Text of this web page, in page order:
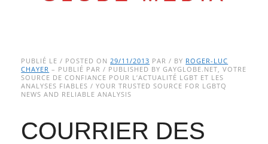
Main menu
to
content
PUBLIÉ LE / POSTED ON29/11/2013 PAR / BY ROGER-LUC
CHAYER – PUBLIÉ PAR / PUBLISHED BY GAYGLOBE.NET, VOTRE
SOURCE DE CONFIANCE POUR L’ACTUALITÉ LGBT ET LES
ANALYSES FIABLES / YOUR TRUSTED SOURCE FOR LGBTQ
NEWS AND RELIABLE ANALYSIS
COURRIER DES